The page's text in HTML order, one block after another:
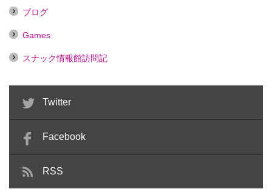
ブログ
Games
スナック情報館訪問記
Twitter
Facebook
RSS